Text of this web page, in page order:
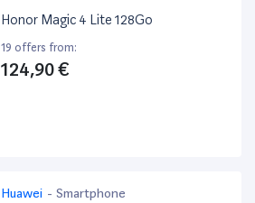
Honor Magic 4 Lite 128Go
19 offers from:
124,90 €
Huawei - Smartphone